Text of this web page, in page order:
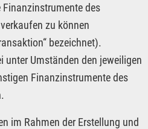
Finanzinstrumente des
zu können
bezeichnet).
unter Umständen den jeweiligen
Finanzinstrumente des
im Rahmen der Erstellung und